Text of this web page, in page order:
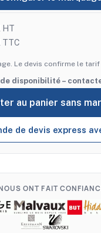
HT
TTC
Le devis confirme le
au panier sans
de disponibilité –
de devis express
ONT FAIT